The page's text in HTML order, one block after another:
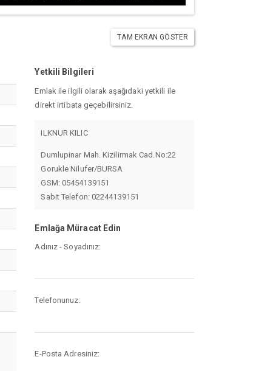
TAM EKRAN GÖSTER
Yetkili Bilgileri
Emlak ile ilgili olarak aşağıdaki yetkili ile
direkt irtibata geçebilirsiniz.
ILKNUR KILIC
Dumlupinar Mah. Kizilirmak Cad.No:22
Gorukle Nilufer/BURSA
GSM: 05454139151
Sabit Telefon: 02244139151
Emlağa Müracat Edin
Adınız - Soyadınız:
Telefonunuz:
E-Posta Adresiniz: